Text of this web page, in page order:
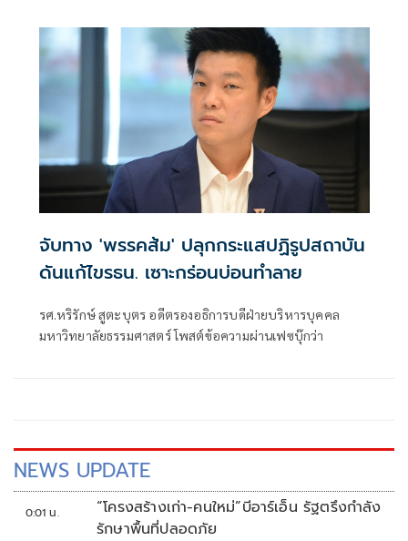
ท์เทิร์นซีบอร์ดเดิมเกิดประโยชน์กว่า ไม่เสียค่าเวนคืนที่ดินอีก
จับทาง 'พรรคส้ม' ปลุกกระแสปฏิรูปสถาบัน
ดันแก้ไขรธน. เซาะกร่อนบ่อนทำลาย
รศ.หริรักษ์ สูตะบุตร อดีตรองอธิการบดีฝ่ายบริหารบุคคล
มหาวิทยาลัยธรรมศาสตร์ โพสต์ข้อความผ่านเฟซบุ๊กว่า
NEWS UPDATE
0:01 น.
“โครงสร้างเก่า-คนใหม่”บีอาร์เอ็น รัฐตรึงกำลัง
รักษาพื้นที่ปลอดภัย